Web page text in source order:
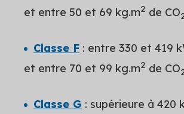
et entre 50 et 69 kg.m2 de CO
Classe F : entre 330 et 419
et entre 70 et 99 kg.m2 de CO
Classe G : supérieure à 420